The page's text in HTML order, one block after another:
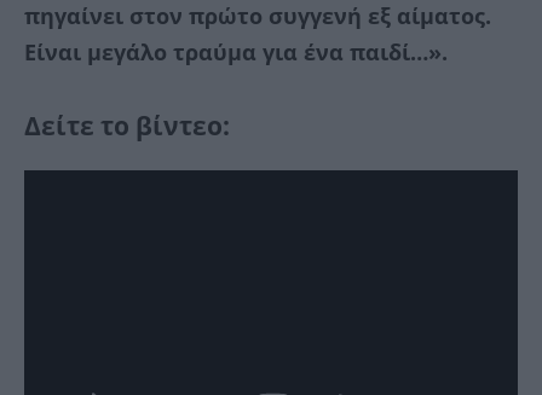
πηγαίνει στον πρώτο συγγενή εξ αίματος.
Είναι μεγάλο τραύμα για ένα παιδί…».
Δείτε το βίντεο: